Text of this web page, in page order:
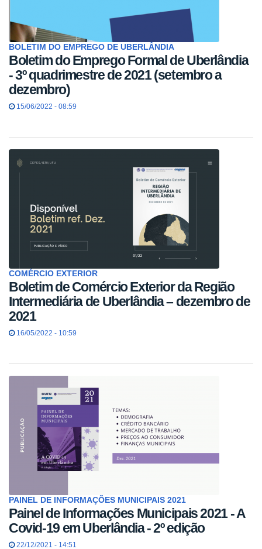
BOLETIM DO EMPREGO DE UBERLÂNDIA
Boletim do Emprego Formal de Uberlândia
- 3º quadrimestre de 2021 (setembro a
dezembro)
15/06/2022 - 08:59
COMÉRCIO EXTERIOR
Boletim de Comércio Exterior da Região
Intermediária de Uberlândia – dezembro de
2021
16/05/2022 - 10:59
PAINEL DE INFORMAÇÕES MUNICIPAIS 2021
Painel de Informações Municipais 2021 - A
Covid-19 em Uberlândia - 2º edição
22/12/2021 - 14:51